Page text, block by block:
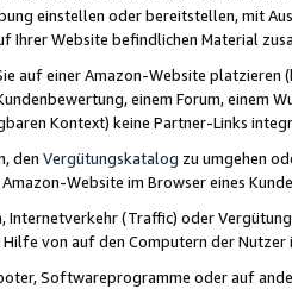
einstellen oder bereitstellen, mit
Ihrer Website befindlichen Material
auf einer Amazon-Website
einem Forum, einem
Kontext) keine Partner-Links
den Vergütungskatalog zu umgehen
Website im Browser eines
Internetverkehr (Traffic) oder
von auf den Computern der
Softwareprogramme oder auf